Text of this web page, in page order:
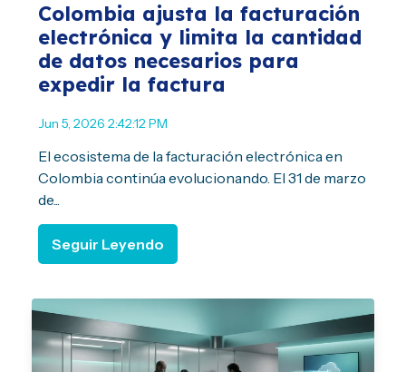
Colombia ajusta la facturación
electrónica y limita la cantidad
de datos necesarios para
expedir la factura
Jun 5, 2026 2:42:12 PM
El ecosistema de la facturación electrónica en
Colombia continúa evolucionando. El 31 de marzo
de...
Seguir Leyendo